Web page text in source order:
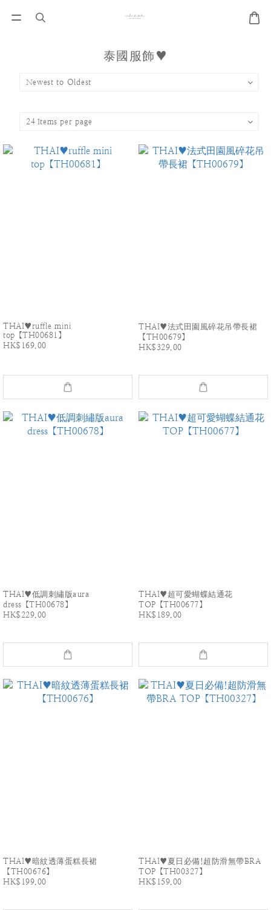
泰國服飾♥
THAI♥ruffle mini
top【TH00681】
HK$169.00
THAI♥法式田園風碎花吊帶長裙
【TH00679】
HK$329.00
THAI♥低調刺繡版aura
dress【TH00678】
HK$229.00
THAI♥超可愛蝴蝶結通花
TOP【TH00677】
HK$189.00
THAI♥暗紋透薄蛋糕長裙
【TH00676】
HK$199.00
THAI♥夏日必備!超防滑無帶BRA
TOP【TH00327】
HK$159.00